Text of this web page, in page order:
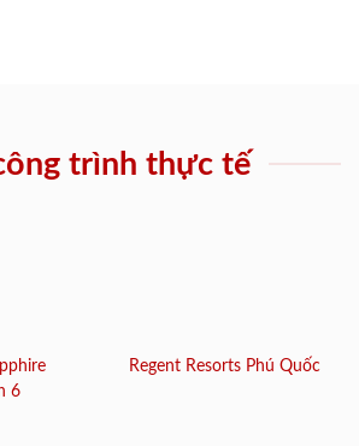
trình thực tế
6
Regent Resorts Phú Quốc